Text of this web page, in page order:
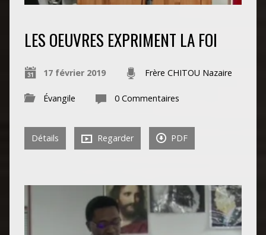
LES OEUVRES EXPRIMENT LA FOI
17 février 2019 Frère CHITOU Nazaire
Évangile 0 Commentaires
Détails Regarder PDF